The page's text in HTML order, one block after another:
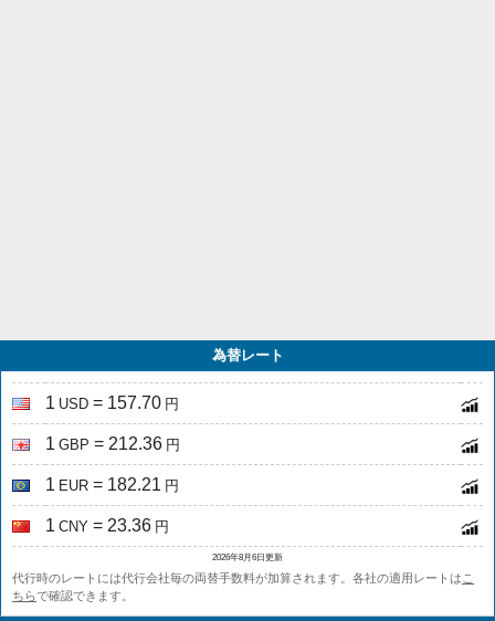
為替レート
1 USD = 157.70 円
1 GBP = 212.36 円
1 EUR = 182.21 円
1 CNY = 23.36 円
2026年8月6日更新
代行時のレートには代行会社毎の両替手数料が加算されます。各社の適用レートは こ
ちらで確認できます。